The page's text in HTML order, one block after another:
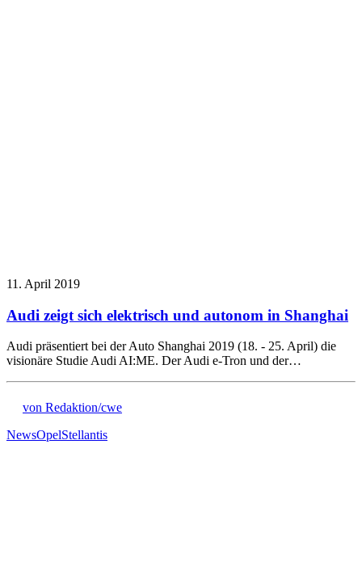
11. April 2019
Audi zeigt sich elektrisch und autonom in Shanghai
Audi präsentiert bei der Auto Shanghai 2019 (18. - 25. April) die
visionäre Studie Audi AI:ME. Der Audi e-Tron und der…
von Redaktion/cwe
NewsOpelStellantis